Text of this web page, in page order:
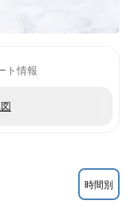
ト情報
時間別